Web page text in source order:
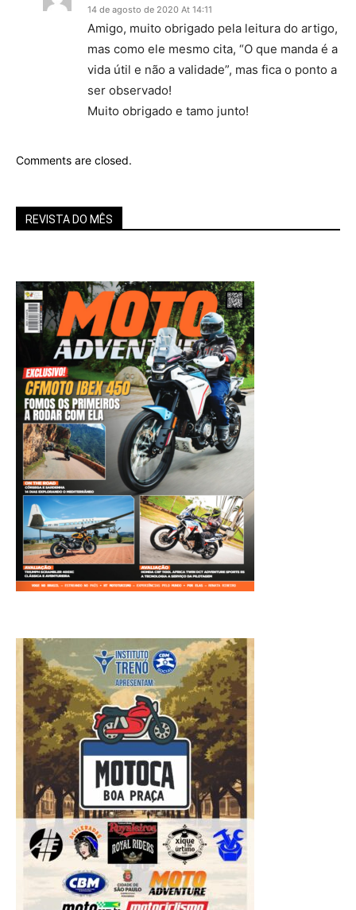
14 de agosto de 2020 At 14:11
Amigo, muito obrigado pela leitura do artigo,
mas como ele mesmo cita, “O que manda é a
vida útil e não a validade”, mas fica o ponto a
ser observado!
Muito obrigado e tamo junto!
Comments are closed.
REVISTA DO MÊS